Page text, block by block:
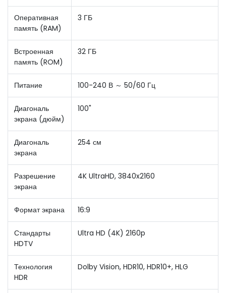
Оперативная
память (RAM)
3 ГБ
Встроенная
память (ROM)
32 ГБ
Питание 100-240 В ～ 50/60 Гц
Диагональ
экрана (дюйм)
100"
Диагональ
экрана
254 см
Разрешение
экрана
4K UltraHD, 3840x2160
Формат экрана 16:9
Стандарты
HDTV
Ultra HD (4K) 2160p
Технология
HDR
Dolby Vision, HDR10, HDR10+, HLG